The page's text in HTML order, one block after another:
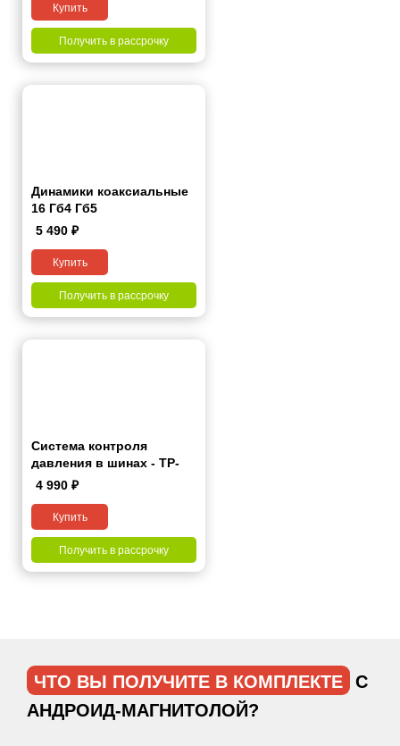
Купить
Получить в рассрочку
Динамики коаксиальные
16 Гб4 Гб5
5 490 ₽
Купить
Получить в рассрочку
Система контроля
давления в шинах - TP-
Pro
4 990 ₽
Купить
Получить в рассрочку
ЧТО ВЫ ПОЛУЧИТЕ В КОМПЛЕКТЕ
С
АНДРОИД-МАГНИТОЛОЙ?